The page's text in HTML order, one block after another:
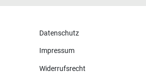
Datenschutz
Impressum
Widerrufsrecht